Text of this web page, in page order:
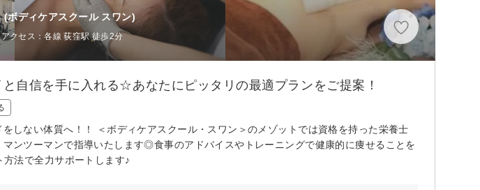
(ボディケアスクール スワン)
アクセス：各線 荻窪駅 徒歩2分
と自信を手に入れる☆あなたにピッタリの最適プランをご提案！
しない体質へ！！ ＜ボディケアスクール・スワン＞のメゾットでは資格を持った栄養士
ンツーマンで指導いたします◎食事のアドバイスやトレーニングで健康的に痩せることを
法で全力サポートします♪